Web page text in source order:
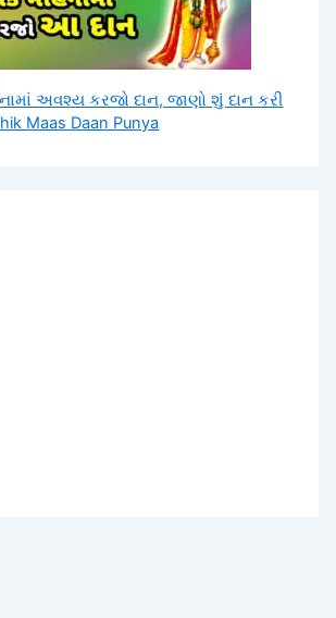
અવશ્ય કરજો દાન, જાણો શું દાન કરી
Maas Daan Punya